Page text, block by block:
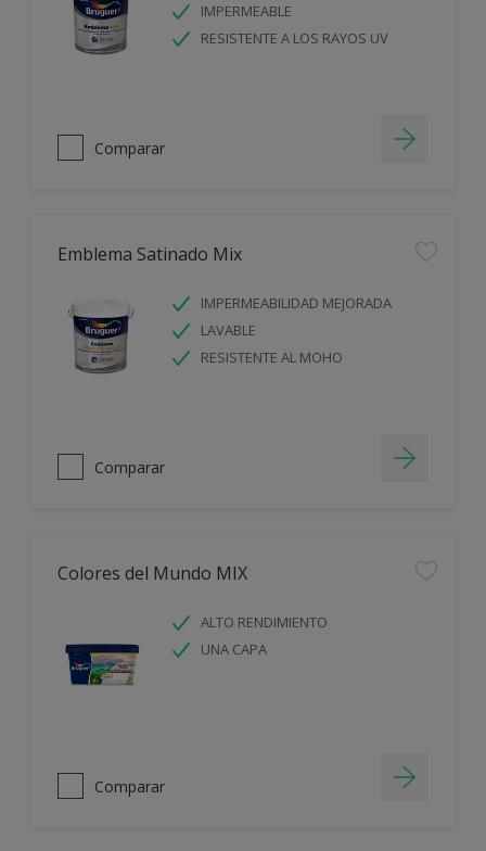
IMPERMEABLE
RESISTENTE A LOS RAYOS UV
Comparar
Emblema Satinado Mix
IMPERMEABILIDAD MEJORADA
LAVABLE
RESISTENTE AL MOHO
Comparar
Colores del Mundo MIX
ALTO RENDIMIENTO
UNA CAPA
Comparar